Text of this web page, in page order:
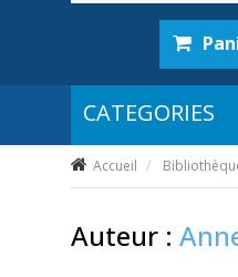
Accueil
Auteur :